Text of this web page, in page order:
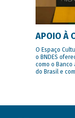
APOIO À
O Espaço
o BNDES
como o
do Brasil e